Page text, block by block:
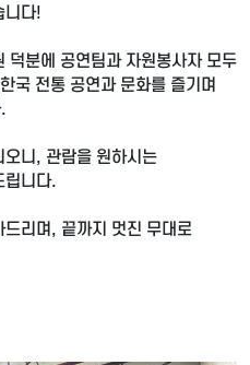
니다!
덕분에 공연팀과 자원봉사자 모두
국 전통 공연과 문화를 즐기며
니, 관람을 원하시는
립니다.
리며, 끝까지 멋진 무대로